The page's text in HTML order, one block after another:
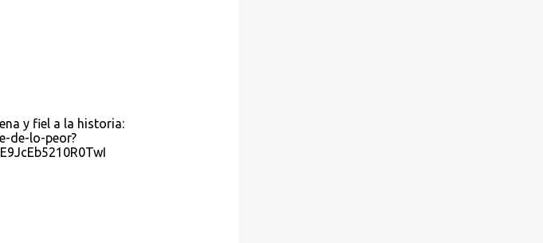
y fiel a la historia:
de-lo-peor?